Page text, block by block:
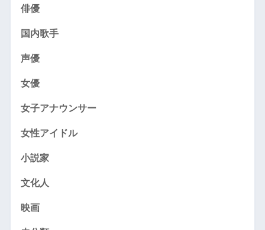
俳優
国内歌手
声優
女優
女子アナウンサー
女性アイドル
小説家
文化人
映画